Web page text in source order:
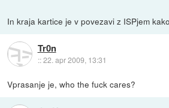
In kraja kartice je v povezavi z ISPjem
Tr0n
::22. apr 2009, 13:31
Vprasanje je, who the fuck cares?